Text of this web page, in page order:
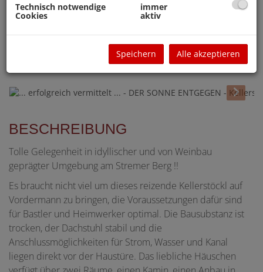
BESCHREIBUNG
Tolle Gelegenheit in idyllischer und von Weinbau
geprägter Umgebung am Stremer Berg !!
Es braucht nicht viel um dieses reizende Kellerstöckl auf
Vordermann zu bringen, die Voraussetzungen dafür sind
für Bastler und Heimwerker optimal. Die Bausubstanz ist
trocken, der Dachstuhl stabil und die
Anschlussmöglichkeiten für Strom, Wasser und Kanal
liegen direkt vor der Haustüre. Das liebliche Häuschen
Technisch notwendige
Cookies
immer
aktiv
Speichern Alle akzeptieren